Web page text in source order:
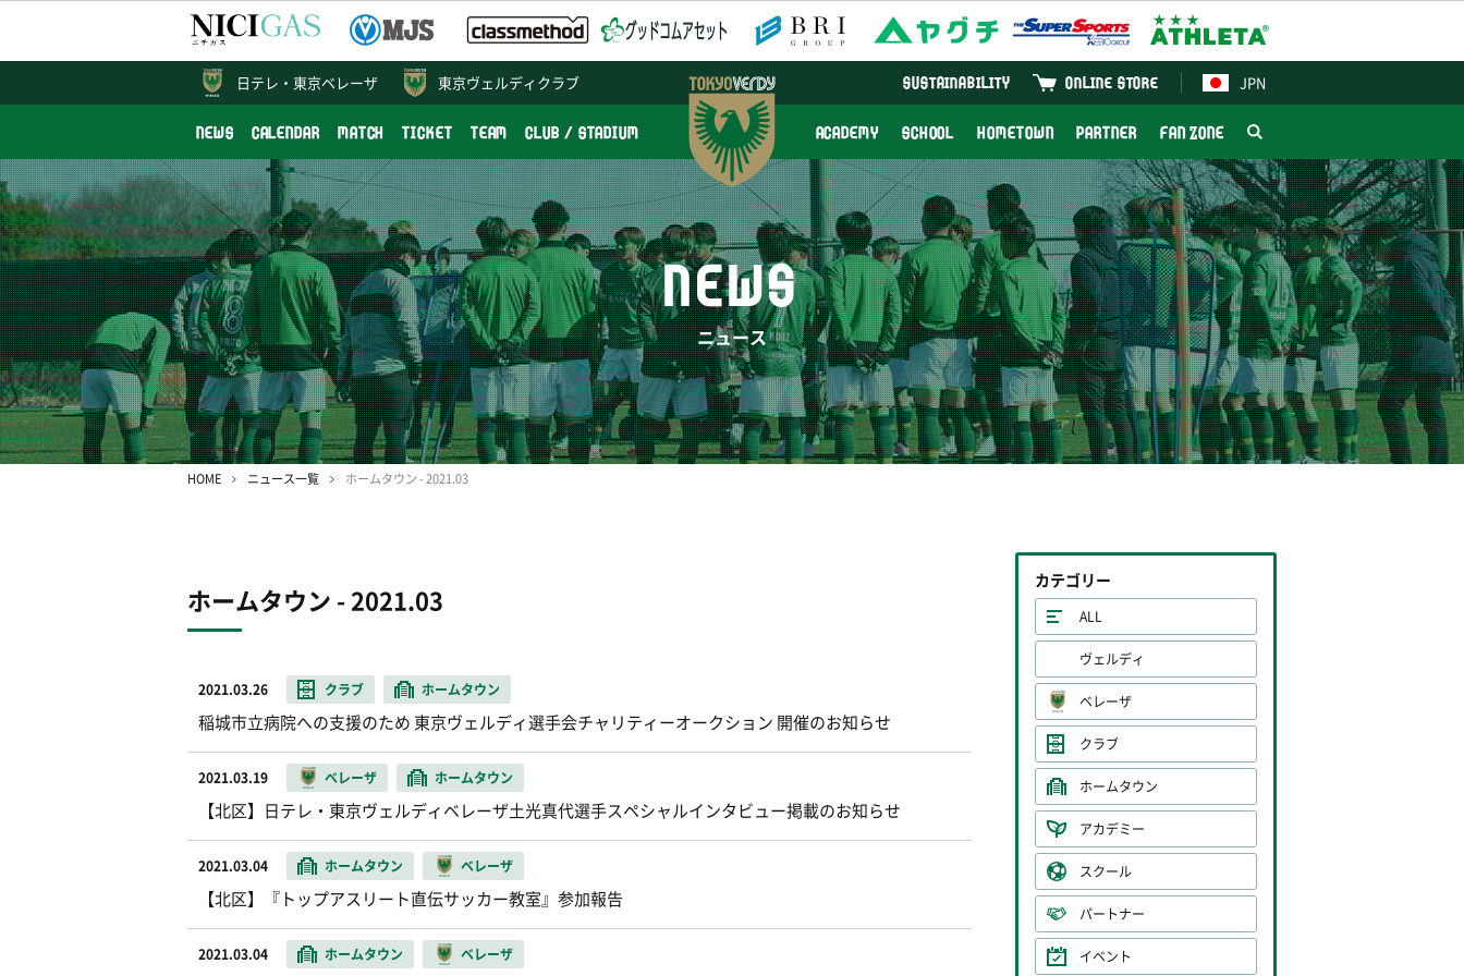
東京ヴェルディクラブ JPN
ONLINE STORE
SUSTAINABILITY
NEWS CALENDAR MATCH TICKET TEAM CLUB / STADIUM ACADEMY SCHOOL HOMETOWN PARTNER FAN ZONE
日テレ・ 東京ベレーザ
NEWS
ニュース
HOME ニュース一覧 ホームタウン - 2021.03
ホームタウン - 2021.03
2021.03.26 クラブ ホームタウン
稲城市立病院への支援のため 東京ヴェルディ選手会チャリティーオークション 開催のお知らせ
2021.03.19 ベレーザ ホームタウン
【北区】日テレ・東京ヴェルディベレーザ土光真代選手スペシャルインタビュー掲載のお知らせ
2021.03.04 ホームタウン ベレーザ
【北区】『トップアスリート直伝サッカー教室』参加報告
2021.03.04 ホームタウン ベレーザ
カテゴリー
ALL
ヴェルディ
ベレーザ
クラブ
ホームタウン
アカデミー
スクール
パートナー
イベント